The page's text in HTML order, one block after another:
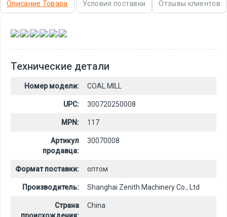
Описание Товара Условия поставки Отзывы клиентов
, , , , ,
Технические детали
Номер модели: COAL MILL
UPC: 300720250008
MPN: 117
Артикул
продавца:
30070008
Формат поставки: оптом
Производитель: Shanghai Zenith Machinery Co., Ltd
Страна
China